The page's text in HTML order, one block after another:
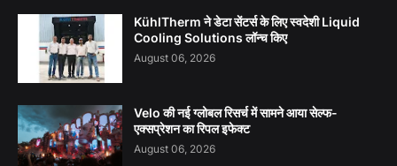
KühlTherm ने डेटा सेंटर्स के लिए स्वदेशी Liquid
Cooling Solutions लॉन्च किए
August 06, 2026
Velo की नई ग्लोबल रिसर्च में सामने आया सेल्फ-
एक्सप्रेशन का रिपल इफेक्ट
August 06, 2026